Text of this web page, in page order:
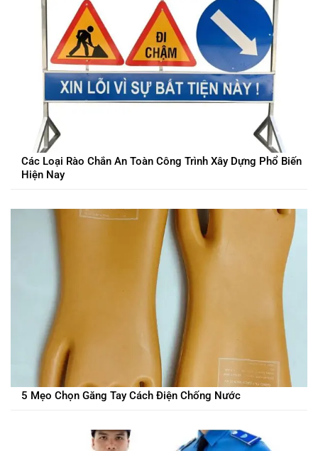
Các Loại Rào Chắn An Toàn Công Trình Xây Dựng Phổ Biến
Hiện Nay
5 Mẹo Chọn Găng Tay Cách Điện Chống Nước